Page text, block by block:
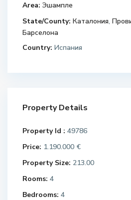
Area: Эшампле
State/County: Каталония,
Барселона
Country: Испания
Property Details
Property Id : 49786
Price: 1.190.000 €
Property Size: 213.00
Rooms: 4
Bedrooms: 4